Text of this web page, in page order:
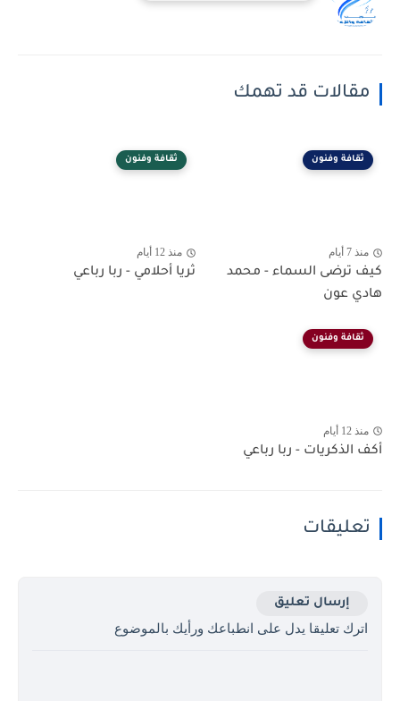
مقالات قد تهمك
ثقافة وفنون
منذ 7 أيام
كيف ترضى السماء - محمد
هادي عون
ثقافة وفنون
منذ 12 أيام
ثريا أحلامي - ربا رباعي
ثقافة وفنون
منذ 12 أيام
أكف الذكريات - ربا رباعي
تعليقات
إرسال تعليق
اترك تعليقا يدل على انطباعك ورأيك بالموضوع